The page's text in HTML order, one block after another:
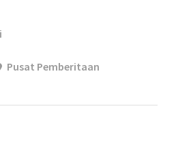
Pusat Pemberitaan